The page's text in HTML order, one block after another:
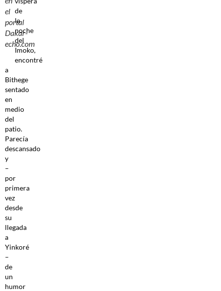
el
portal
Dakar-
echo.com
de
la
noche
del
Imoko,
encontré
a
Bithege
sentado
en
medio
del
patio.
Parecía
descansado
y
–
por
primera
vez
desde
su
llegada
a
Yinkoré
–
de
un
humor